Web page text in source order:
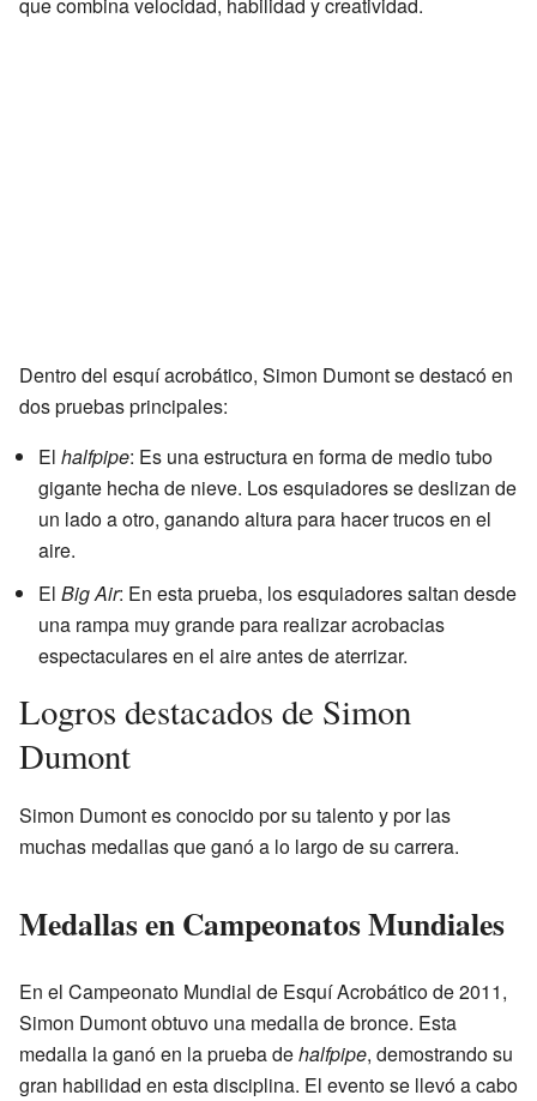
Dentro del esquí acrobático, Simon Dumont se destacó en
dos pruebas principales:
El halfpipe: Es una estructura en forma de medio tubo
gigante hecha de nieve. Los esquiadores se deslizan de
un lado a otro, ganando altura para hacer trucos en el
aire.
El Big Air: En esta prueba, los esquiadores saltan desde
una rampa muy grande para realizar acrobacias
espectaculares en el aire antes de aterrizar.
Logros destacados de Simon
Dumont
Simon Dumont es conocido por su talento y por las
muchas medallas que ganó a lo largo de su carrera.
Medallas en Campeonatos Mundiales
En el Campeonato Mundial de Esquí Acrobático de 2011,
Simon Dumont obtuvo una medalla de bronce. Esta
medalla la ganó en la prueba dehalfpipe, demostrando su
gran habilidad en esta disciplina. El evento se llevó a cabo